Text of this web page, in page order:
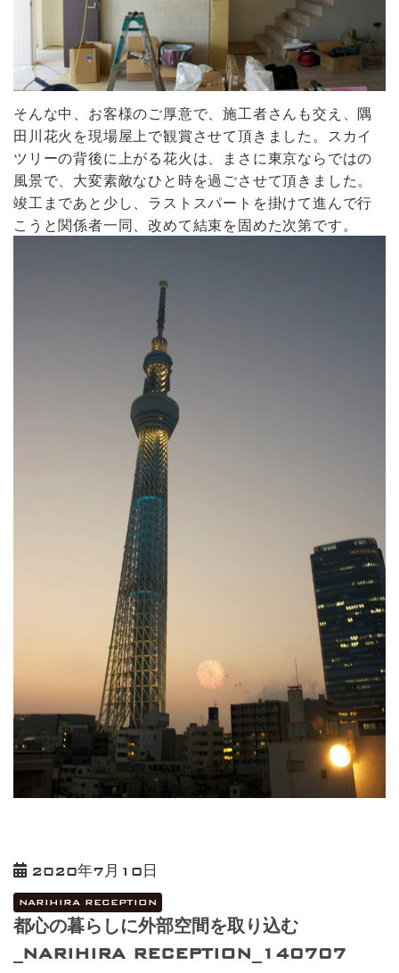
そんな中、お客様のご厚意で、施工者さんも交え、隅
田川花火を現場屋上で観賞させて頂きました。スカイ
ツリーの背後に上がる花火は、まさに東京ならではの
風景で、大変素敵なひと時を過ごさせて頂きました。
竣工まであと少し、ラストスパートを掛けて進んで行
こうと関係者一同、改めて結束を固めた次第です。
2020年7月10日
NARIHIRA RECEPTION
都心の暮らしに外部空間を取り込む
_NARIHIRA RECEPTION_140707